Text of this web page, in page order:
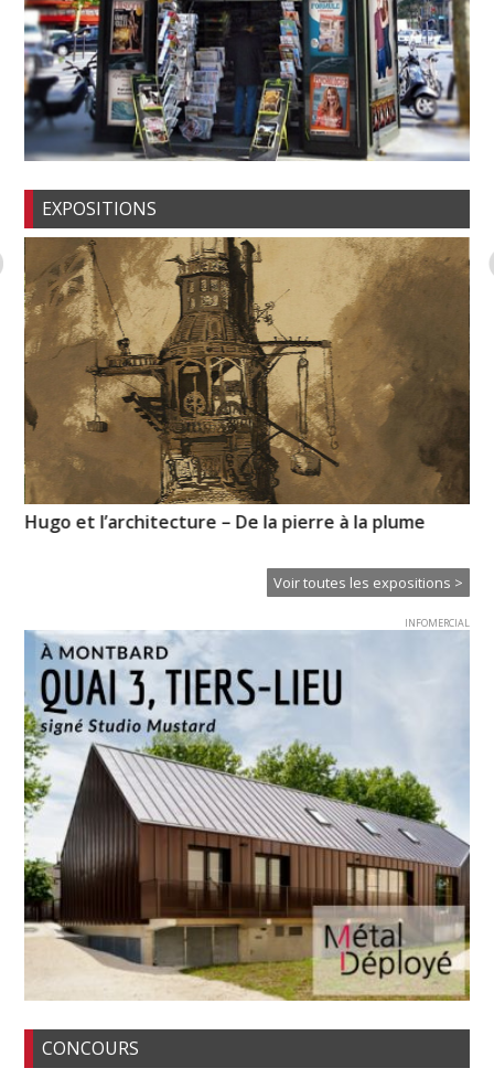
EXPOSITIONS
Hugo et l’architecture – De la pierre à la plume
Voir toutes les expositions >
INFOMERCIAL
CONCOURS